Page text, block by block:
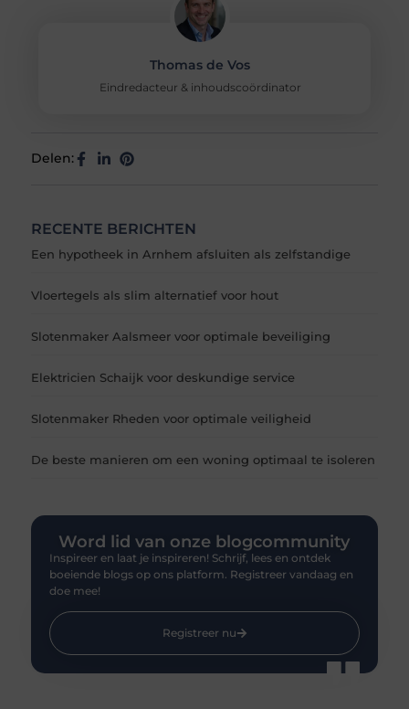
Thomas de Vos
Eindredacteur & inhoudscoördinator
Delen:
RECENTE BERICHTEN
Een hypotheek in Arnhem afsluiten als zelfstandige
Vloertegels als slim alternatief voor hout
Slotenmaker Aalsmeer voor optimale beveiliging
Elektricien Schaijk voor deskundige service
Slotenmaker Rheden voor optimale veiligheid
De beste manieren om een woning optimaal te isoleren
Word lid van onze blogcommunity
Inspireer en laat je inspireren! Schrijf, lees en ontdek
boeiende blogs op ons platform. Registreer vandaag en
doe mee!
Registreer nu